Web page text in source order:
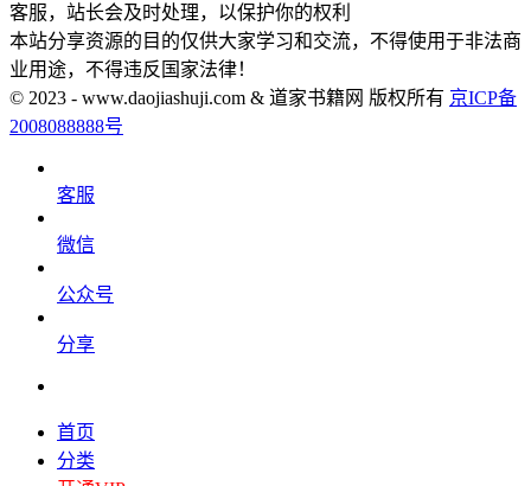
客服，站长会及时处理，以保护你的权利
本站分享资源的目的仅供大家学习和交流，不得使用于非法商
业用途，不得违反国家法律！
© 2023 - www.daojiashuji.com & 道家书籍网 版权所有 京ICP备
2008088888号
客服
微信
公众号
分享
首页
分类